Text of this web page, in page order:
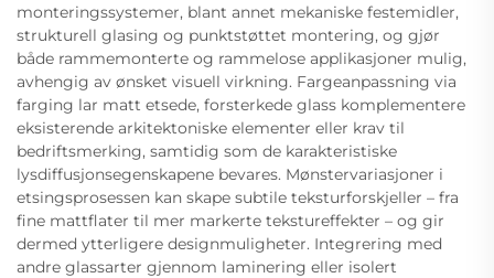
monteringssystemer, blant annet mekaniske festemidler,
strukturell glasing og punktstøttet montering, og gjør
både rammemonterte og rammelose applikasjoner mulig,
avhengig av ønsket visuell virkning. Fargeanpassning via
farging lar matt etsede, forsterkede glass komplementere
eksisterende arkitektoniske elementer eller krav til
bedriftsmerking, samtidig som de karakteristiske
lysdiffusjonsegenskapene bevares. Mønstervariasjoner i
etsingsprosessen kan skape subtile teksturforskjeller – fra
fine mattflater til mer markerte tekstureffekter – og gir
dermed ytterligere designmuligheter. Integrering med
andre glassarter gjennom laminering eller isolert